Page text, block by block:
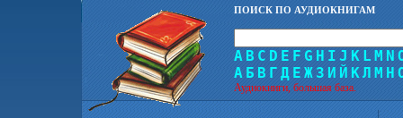
ПОИСК ПО АУДИОКНИГАМ
A B C D E F G H I J K L M N
А Б В Г Д Е Ж З И Й КЛ М Н
Аудиокниги, большая база.